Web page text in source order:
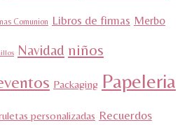
Comunion Libros de firmas Merbo
Navidad niños
Packaging Papeleria
personalizadas Recuerdos